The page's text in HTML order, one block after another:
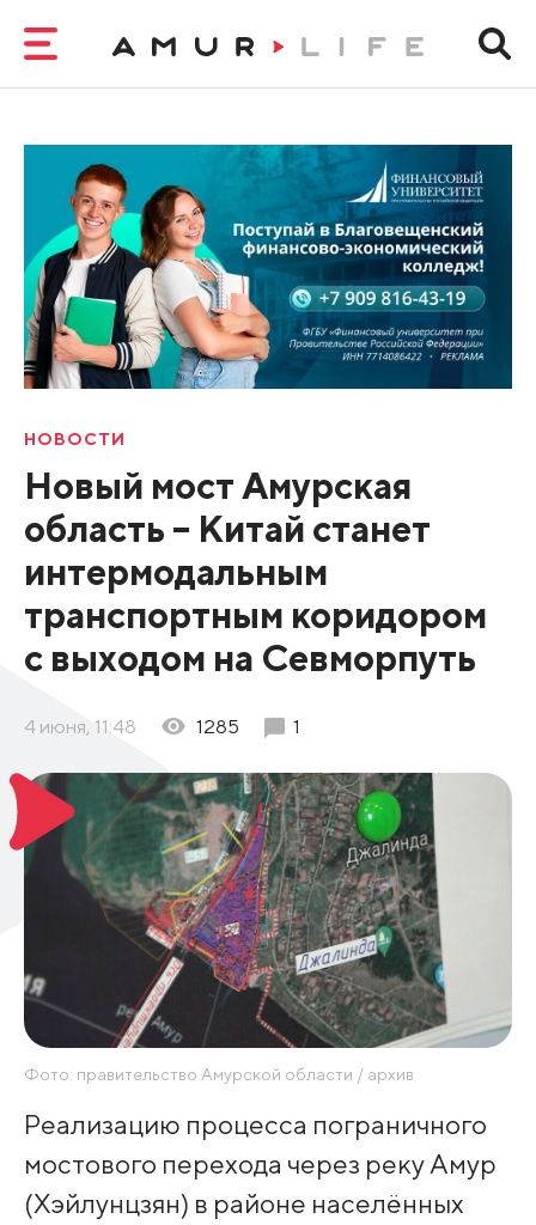
НОВОСТИ
Новый мост Амурская
область – Китай станет
интермодальным
транспортным коридором
с выходом на Севморпуть
4 июня, 11:48 1285 1
Фото: правительство Амурской области / архив
Реализацию процесса пограничного
мостового перехода через реку Амур
(Хэйлунцзян) в районе населённых